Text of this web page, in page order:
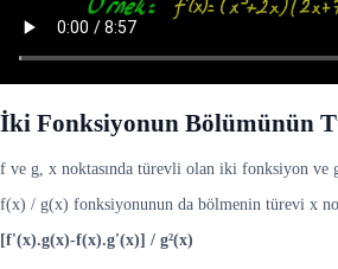
İki Fonksiyonun Bölümünün
f ve g, x noktasında türevli olan iki fonksiyon ve
f(x) / g(x) fonksiyonunun da bölmenin türevi x
[f'(x).g(x)-f(x).g'(x)] / g²(x)